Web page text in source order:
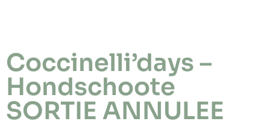
Coccinelli’days –
Hondschoote
SORTIE ANNULEE